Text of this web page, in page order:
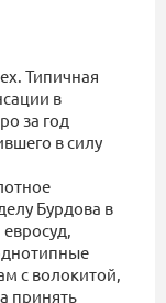
Типичная
в
за год
в силу
Бурдова в
с волокитой,
принять